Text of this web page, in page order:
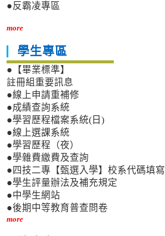
●反霸凌專區
more
學生專區
●【畢業標準】
註冊組重要訊息
●線上申請重補修
●成績查詢系統
●學習歷程檔案系統(日)
●線上選課系統
●學習歷程（夜）
●學雜費繳費及查詢
●四技二專【甄選入學】校系代碼填寫
●學生評量辦法及補充規定
●中學生網站
●後期中等教育普查問卷
more